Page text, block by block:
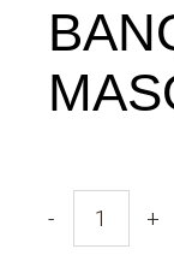
Quantidade
- +